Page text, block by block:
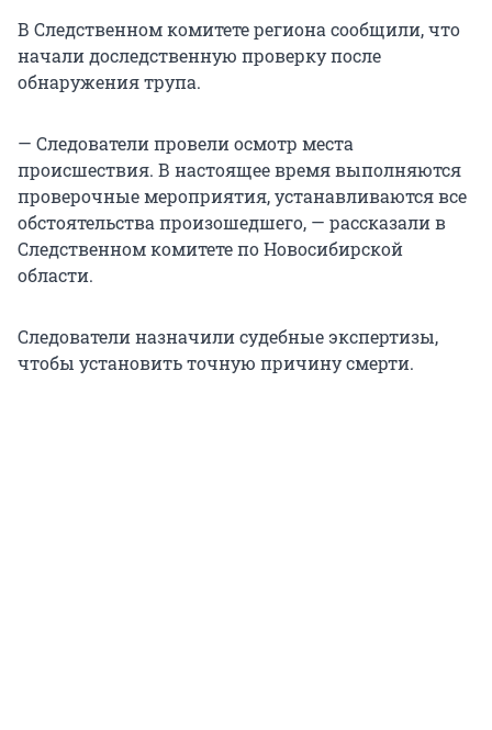
В Следственном комитете региона сообщили, что
начали доследственную проверку после
обнаружения трупа.
— Следователи провели осмотр места
происшествия. В настоящее время выполняются
проверочные мероприятия, устанавливаются все
обстоятельства произошедшего, — рассказали в
Следственном комитете по Новосибирской
области.
Следователи назначили судебные экспертизы,
чтобы установить точную причину смерти.